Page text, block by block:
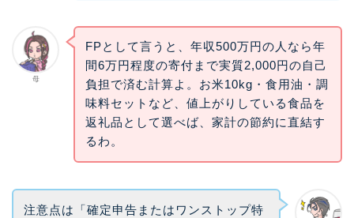
母
FPとして言うと、年収500万円の人なら年
間6万円程度の寄付まで実質2,000円の自己
負担で済む計算よ。お米10kg・食用油・調
味料セットなど、値上がりしている食品を
返礼品として選べば、家計の節約に直結す
るわ。
注意点は「確定申告またはワンストップ特